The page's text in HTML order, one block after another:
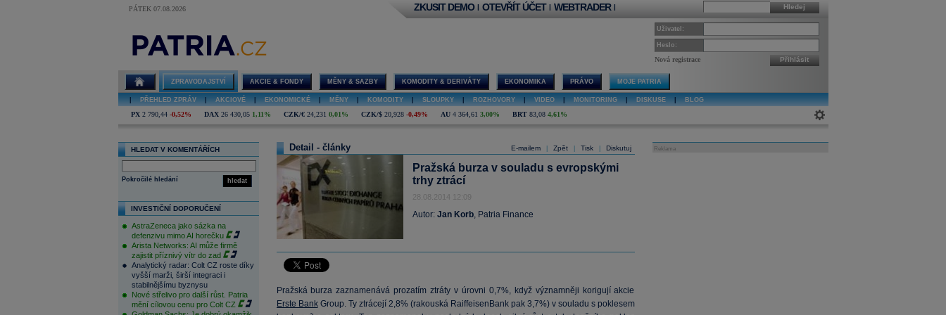
PÁTEK 07.08.2026 Hledej
ZKUSIT DEMO | OTEVŘÍT ÚČET | WEBTRADER |
Uživatel:
Heslo:
Nová registrace Přihlásit
ZPRAVODAJSTVÍ AKCIE & FONDY MĚNY & SAZBY KOMODITY & DERIVÁTY EKONOMIKA PRÁVO MOJE PATRIA
PŘEHLED ZPRÁV AKCIOVÉ EKONOMICKÉ MĚNY KOMODITY SLOUPKY ROZHOVORY VIDEO MONITORING DISKUSE BLOG
PX 2 790,44 -0,52% DAX 26 430,05 1,11% CZK/€ 24,231 0,01% CZK/$ 20,928 -0,49% AU 4 364,61 3,00% BRT 83,08 4,61%
HLEDAT V KOMENTÁŘÍCH
hledat
Pokročilé hledání
INVESTIČNÍ DOPORUČENÍ
AstraZeneca jako sázka na
defenzivu mimo AI horečku
Arista Networks: AI může firmě
zajistit příznivý vítr do zad
Analytický radar: Colt CZ roste díky
vyšší marži, širší integraci i
stabilnějšímu byznysu
Nové střelivo pro další růst. Patria
mění cílovou cenu pro Colt CZ
E-mailem Zpět Tisk Diskutuj
Detail - články
Pražská burza v souladu s evropskými
trhy ztrácí
28.08.2014 12:09
Autor: Jan Korb, Patria Finance
Pražská burza zaznamenává prozatím ztráty v úrovni 0,7%, když významněji korigují akcie
Erste BankGroup. Ty ztrácejí 2,8% (rakouská RaiffeisenBank pak 3,7%) v souladu s poklesem
Reklama